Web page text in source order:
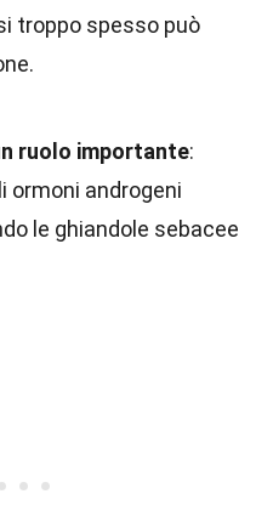
troppo spesso può
ruolo importante:
ormoni androgeni
le ghiandole sebacee